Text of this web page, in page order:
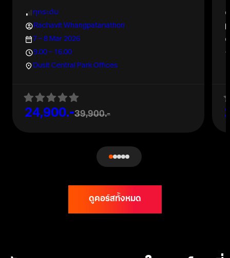
ทุกระดับ
Rachavit Whangpatanathon
7 – 8 Mar 2026
9.00 – 16.00
Dusit Central Park Offices
24,900.-39,900.-
ดูคอร์สทั้งหมด